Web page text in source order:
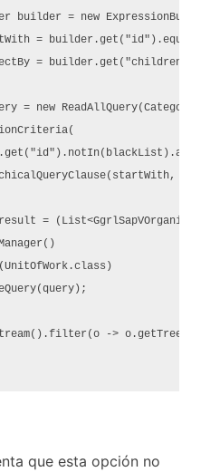
builder = new
=
= builder.get("children");
= new
= (List<GgrlSapVOrganics>)
->
que esta opción no